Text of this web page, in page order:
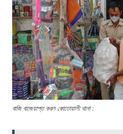
বাজি বাজেয়াপ্ত করল কোতোয়ালী থানা :